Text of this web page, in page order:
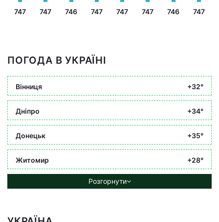
747 747 746 747 747 747 746 747
ПОГОДА В УКРАЇНІ
Вінниця +32°
Дніпро +34°
Донецьк +35°
Житомир +28°
Розгорнути